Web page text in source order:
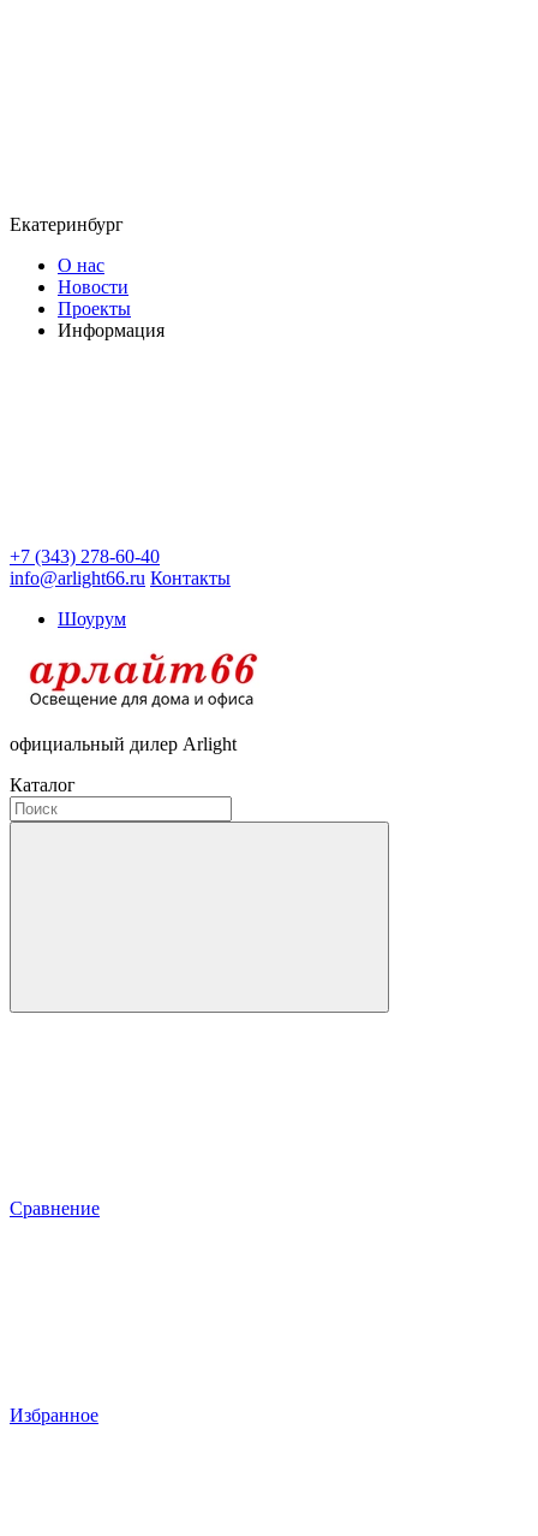
Екатеринбург
О нас
Новости
Проекты
Информация
+7 (343) 278-60-40
info@arlight66.ru Контакты
Шоурум
официальный дилер Arlight
Каталог
Сравнение
Избранное